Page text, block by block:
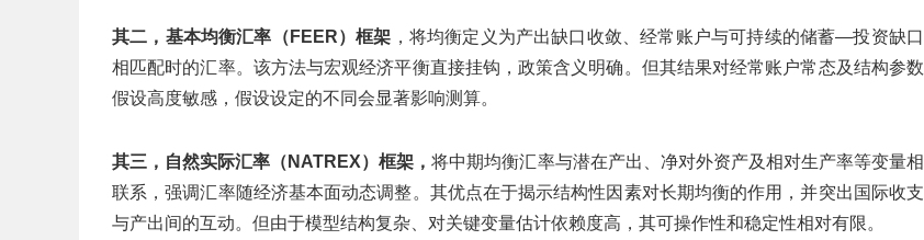
其二，基本均衡汇率（FEER）框架 ，将均衡定义为产出缺口收敛、经常账户与可持续的储蓄—投资缺口
相匹配时的汇率。该方法与宏观经济平衡直接挂钩，政策含义明确。但其结果对经常账户常态及结构参数
假设高度敏感，假设设定的不同会显著影响测算。
其三，自然实际汇率（NATREX）框架，将中期均衡汇率与潜在产出、净对外资产及相对生产率等变量相
联系，强调汇率随经济基本面动态调整。其优点在于揭示结构性因素对长期均衡的作用，并突出国际收支
与产出间的互动。但由于模型结构复杂、对关键变量估计依赖度高，其可操作性和稳定性相对有限。